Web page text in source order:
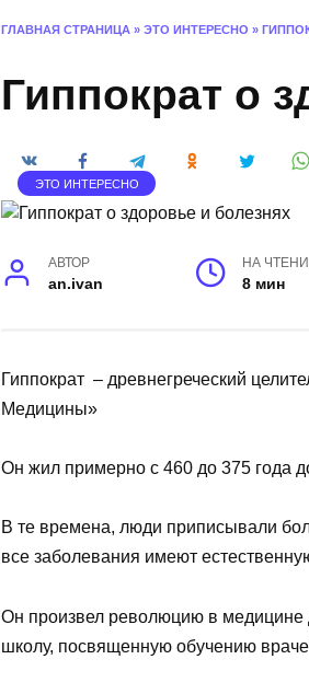
ГЛАВНАЯ СТРАНИЦА » ЭТО ИНТЕРЕСНО »
Гиппократ о
ЭТО ИНТЕРЕСНО
АВТОР
an.ivan
НА
8 мин
Гиппократ – древнегреческий
Медицины»
Он жил примерно с 460 до 375 года
В те времена, люди приписывали
все заболевания имеют
Он произвел революцию в медицине
школу, посвященную обучению